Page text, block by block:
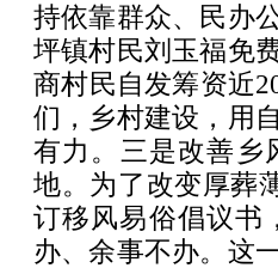
持依靠群众、民办
坪镇村民刘玉福免
商村民自发筹资近
们，乡村建设，用
有力。三是改善乡
地。为了改变厚葬
订移风易俗倡议书
办、余事不办。这